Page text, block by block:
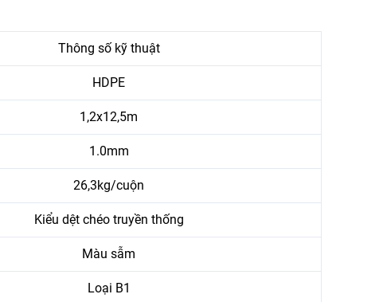
Thông số kỹ thuật
HDPE
1,2x12,5m
1.0mm
26,3kg/cuộn
Kiểu dệt chéo truyền thống
Màu sẫm
Loại B1